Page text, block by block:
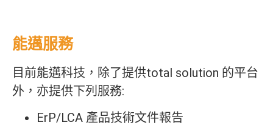
能邁服務
目前能邁科技，除了提供total solution 的平台
外，亦提供下列服務:
ErP/LCA 產品技術文件報告